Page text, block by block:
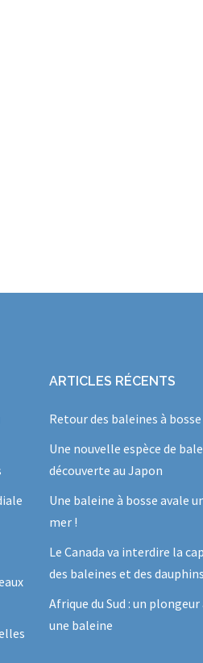
ARTICLES RÉCENTS
Retour des baleines à bosse
Une nouvelle espèce de
découverte au Japon
Une baleine à bosse avale
mer !
Le Canada va interdire la
des baleines et des dauphins
Afrique du Sud : un
une baleine